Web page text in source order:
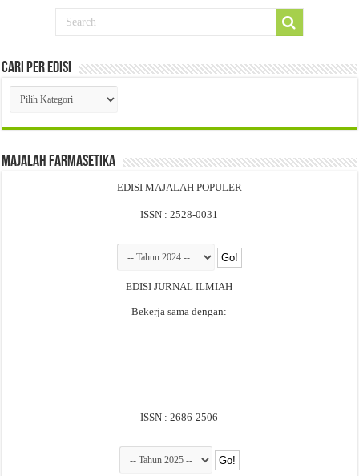
Cari Per Edisi
Cari
Per
Majalah Farmasetika
EDISI MAJALAH POPULER
ISSN : 2528-0031
EDISI JURNAL ILMIAH
Bekerja sama dengan:
ISSN : 2686-2506